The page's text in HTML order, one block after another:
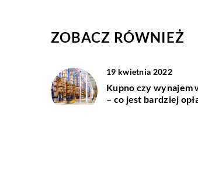
ZOBACZ RÓWNIEŻ
19 kwietnia 2022
Kupno czy wynajem
– co jest bardziej